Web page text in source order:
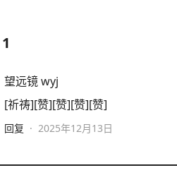
1
望远镜 wyj
[祈祷][赞][赞][赞][赞]
回复 · 2025年12月13日